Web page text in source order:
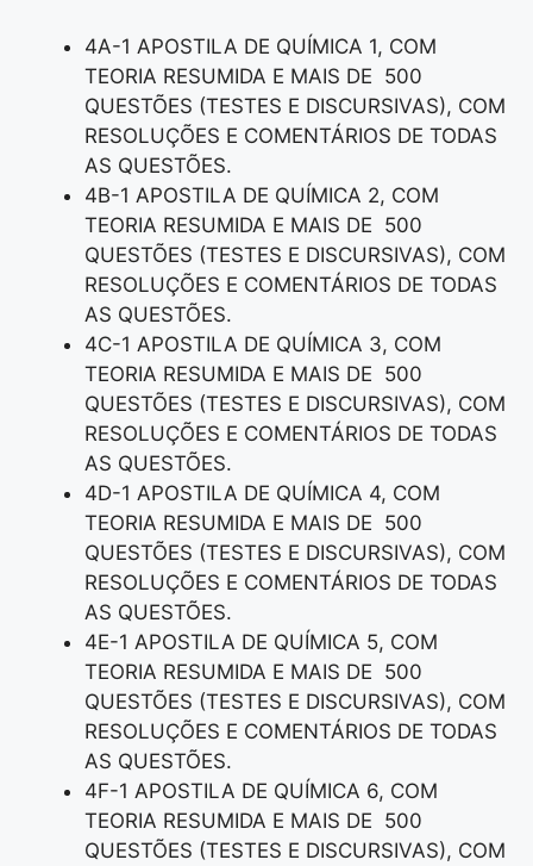
4A-1 APOSTILA DE QUÍMICA 1, COM
TEORIA RESUMIDA E MAIS DE 500
QUESTÕES (TESTES E DISCURSIVAS), COM
RESOLUÇÕES E COMENTÁRIOS DE TODAS
AS QUESTÕES.
4B-1 APOSTILA DE QUÍMICA 2, COM
TEORIA RESUMIDA E MAIS DE 500
QUESTÕES (TESTES E DISCURSIVAS), COM
RESOLUÇÕES E COMENTÁRIOS DE TODAS
AS QUESTÕES.
4C-1 APOSTILA DE QUÍMICA 3, COM
TEORIA RESUMIDA E MAIS DE 500
QUESTÕES (TESTES E DISCURSIVAS), COM
RESOLUÇÕES E COMENTÁRIOS DE TODAS
AS QUESTÕES.
4D-1 APOSTILA DE QUÍMICA 4, COM
TEORIA RESUMIDA E MAIS DE 500
QUESTÕES (TESTES E DISCURSIVAS), COM
RESOLUÇÕES E COMENTÁRIOS DE TODAS
AS QUESTÕES.
4E-1 APOSTILA DE QUÍMICA 5, COM
TEORIA RESUMIDA E MAIS DE 500
QUESTÕES (TESTES E DISCURSIVAS), COM
RESOLUÇÕES E COMENTÁRIOS DE TODAS
AS QUESTÕES.
4F-1 APOSTILA DE QUÍMICA 6, COM
TEORIA RESUMIDA E MAIS DE 500
QUESTÕES (TESTES E DISCURSIVAS), COM